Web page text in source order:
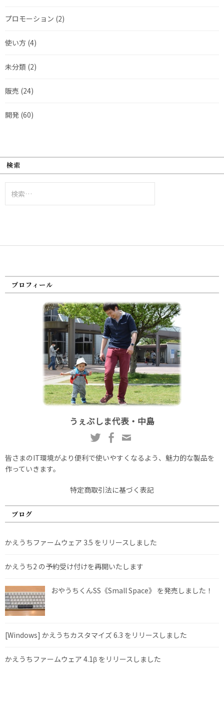
プロモーション (2)
使い方 (4)
未分類 (2)
販売 (24)
開発 (60)
検索
索:
プロフィール
うぇぶしま代表・中島
皆さまのIT環境がより便利で使いやすくなるよう、魅力的な製品を
作っていきます。
特定商取引法に基づく表記
ブログ
かえうちファームウェア 3.5 をリリースしました
かえうち2 の予約受け付けを再開いたします
おやうちくんSS《Small Space》 を発売しました！
[Windows] かえうちカスタマイズ 6.3 をリリースしました
かえうちファームウェア 4.1β をリリースしました